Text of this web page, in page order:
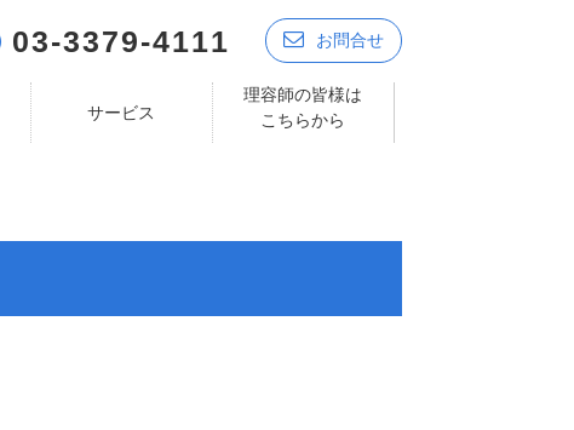
03-3379-4111 お問合せ
サービス
理容師の皆様は
こちらから